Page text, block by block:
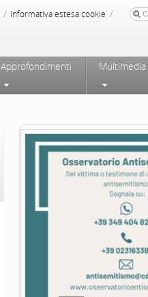
/ Informativa estesa cookie /
Approfondimenti Multimedia